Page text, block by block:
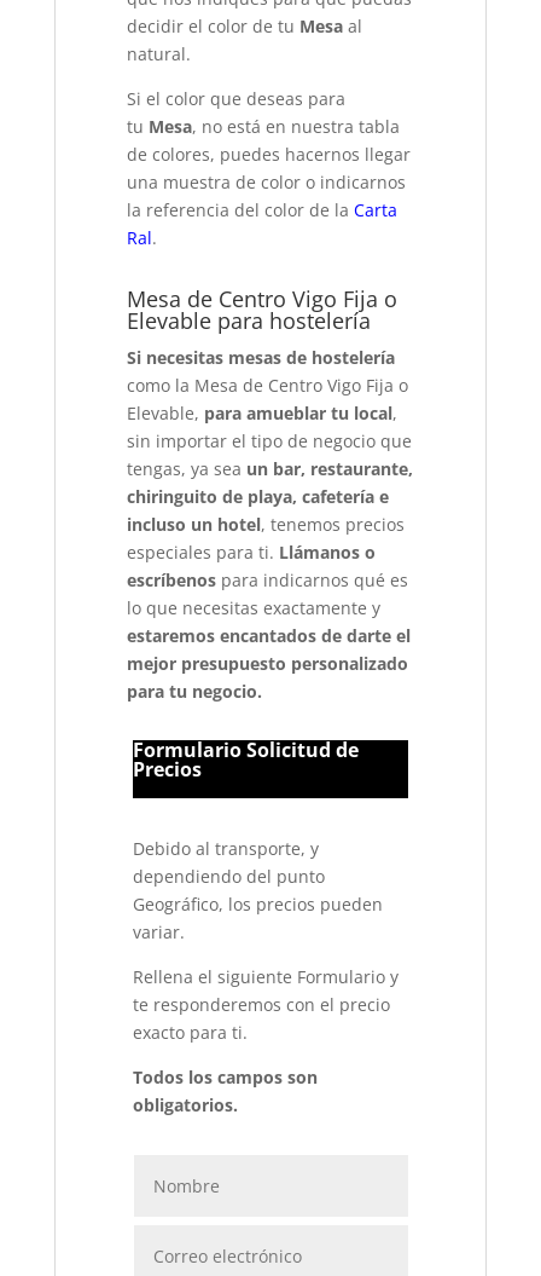
decidir el color de tu Mesa al
natural.
Si el color que deseas para
tu Mesa, no está en nuestra tabla
de colores, puedes hacernos llegar
una muestra de color o indicarnos
la referencia del color de laCarta
Ral.
Mesa de Centro Vigo Fija o
Elevable para hostelería
Si necesitas mesas de hostelería
como la Mesa de Centro Vigo Fija o
Elevable, para amueblar tu local,
sin importar el tipo de negocio que
tengas, ya sea un bar, restaurante,
chiringuito de playa, cafetería e
incluso un hotel, tenemos precios
especiales para ti. Llámanos o
escríbenos para indicarnos qué es
lo que necesitas exactamente y
estaremos encantados de darte el
mejor presupuesto personalizado
para tu negocio.
Formulario Solicitud de
Precios
Debido al transporte, y
dependiendo del punto
Geográfico, los precios pueden
variar.
Rellena el siguiente Formulario y
te responderemos con el precio
exacto para ti.
Todos los campos son
obligatorios.